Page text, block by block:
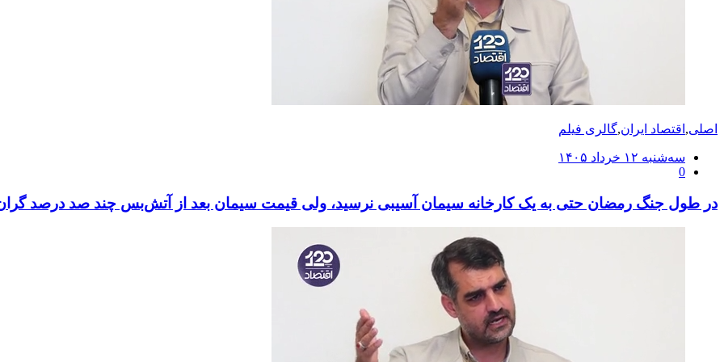
اصلی, اقتصاد ایران,گالری فیلم
ارسال
شده
سه‌شنبه ۱۲ خرداد ۱۴۰۵
0
در طول جنگ رمضان حتی به یک کارخانه سیمان آسیبی نرسید، ولی قیمت سیمان بعد از آتش‌بس چند صد درصد